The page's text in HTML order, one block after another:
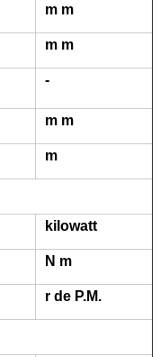
m m
m m
-
m m
m
kilowatt
N m
r de P.M.